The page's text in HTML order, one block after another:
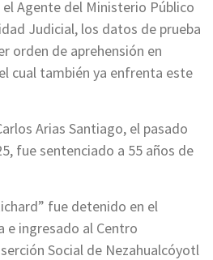
Agente del Ministerio Público
Judicial, los datos de prueba
orden de aprehensión en
cual también ya enfrenta este
Arias Santiago, el pasado
fue sentenciado a 55 años de
fue detenido en el
e ingresado al Centro
Social de Nezahualcóyotl